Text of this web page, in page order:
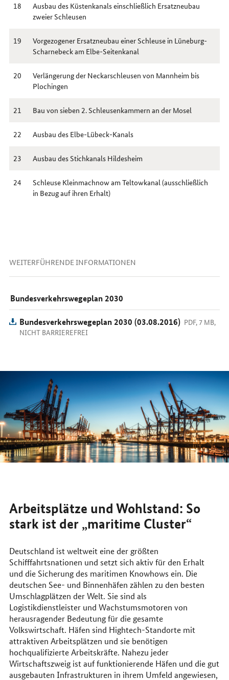
18
Ausbau des Küstenkanals einschließlich Ersatzneubau
zweier Schleusen
19
Vorgezogener Ersatzneubau einer Schleuse in Lüneburg-
Scharnebeck am Elbe-Seitenkanal
20
Verlängerung der Neckarschleusen von Mannheim bis
Plochingen
21 Bau von sieben 2. Schleusenkammern an der Mosel
22 Ausbau des Elbe-Lübeck-Kanals
23 Ausbau des Stichkanals Hildesheim
24
Schleuse Kleinmachnow am Teltowkanal (ausschließlich
in Bezug auf ihren Erhalt)
WEITERFÜHRENDE INFORMATIONEN
Bundesverkehrswegeplan 2030
Bundesverkehrswegeplan 2030 (03.08.2016) PDF, 7 MB,
NICHT BARRIEREFREI
Arbeitsplätze und Wohlstand: So
stark ist der „maritime Cluster“
Deutschland ist weltweit eine der größten
Schifffahrtsnationen und setzt sich aktiv für den Erhalt
und die Sicherung des maritimen Knowhows ein. Die
deutschen See- und Binnenhäfen zählen zu den besten
Umschlagplätzen der Welt. Sie sind als
Logistikdienstleister und Wachstumsmotoren von
herausragender Bedeutung für die gesamte
Volkswirtschaft. Häfen sind Hightech-Standorte mit
attraktiven Arbeitsplätzen und sie benötigen
hochqualifizierte Arbeitskräfte. Nahezu jeder
Wirtschaftszweig ist auf funktionierende Häfen und die gut
ausgebauten Infrastrukturen in ihrem Umfeld angewiesen,